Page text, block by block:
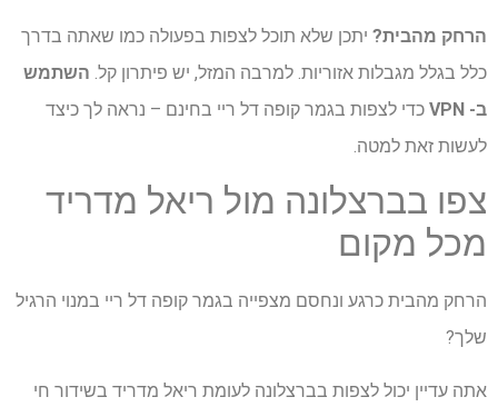
הרחק מהבית? יתכן שלא תוכל לצפות בפעולה כמו שאתה בדרך
כלל בגלל מגבלות אזוריות. למרבה המזל, יש פיתרון קל. השתמש
ב- VPN
כדי לצפות בגמר קופה דל ריי בחינם – נראה לך כיצד
לעשות זאת למטה.
צפו בברצלונה מול ריאל מדריד
מכל מקום
הרחק מהבית כרגע ונחסם מצפייה בגמר קופה דל ריי במנוי הרגיל
שלך?
אתה עדיין יכול לצפות בברצלונה לעומת ריאל מדריד בשידור חי